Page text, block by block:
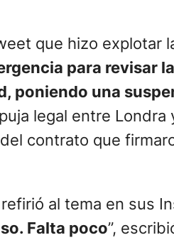
que hizo explotar
para revisar
poniendo una
legal entre
contrato que
al tema en sus
Falta poco”,